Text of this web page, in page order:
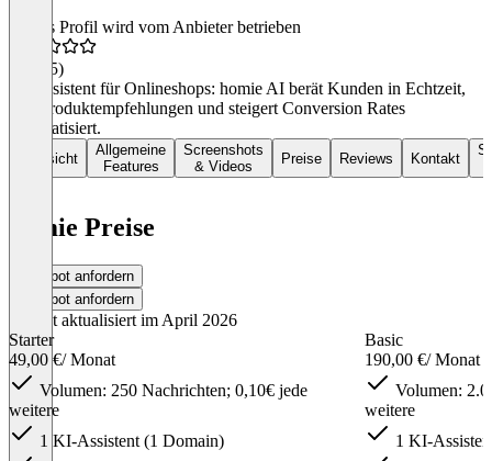
Dieses Profil wird vom Anbieter betrieben
(45)
KI-Assistent für Onlineshops: homie AI berät Kunden in Echtzeit,
gibt Produktempfehlungen und steigert Conversion Rates
automatisiert.
Übersicht
Allgemeine
Features
Screenshots
& Videos
Preise Reviews Kontakt
homie Preise
Angebot anfordern
Angebot anfordern
Zuletzt aktualisiert im April 2026
Starter
49,00 €/ Monat
Volumen: 250 Nachrichten; 0,10€ jede
weitere
1 KI-Assistent (1 Domain)
Basic
190,00 €/ Monat
Volumen:
weitere
1 KI-